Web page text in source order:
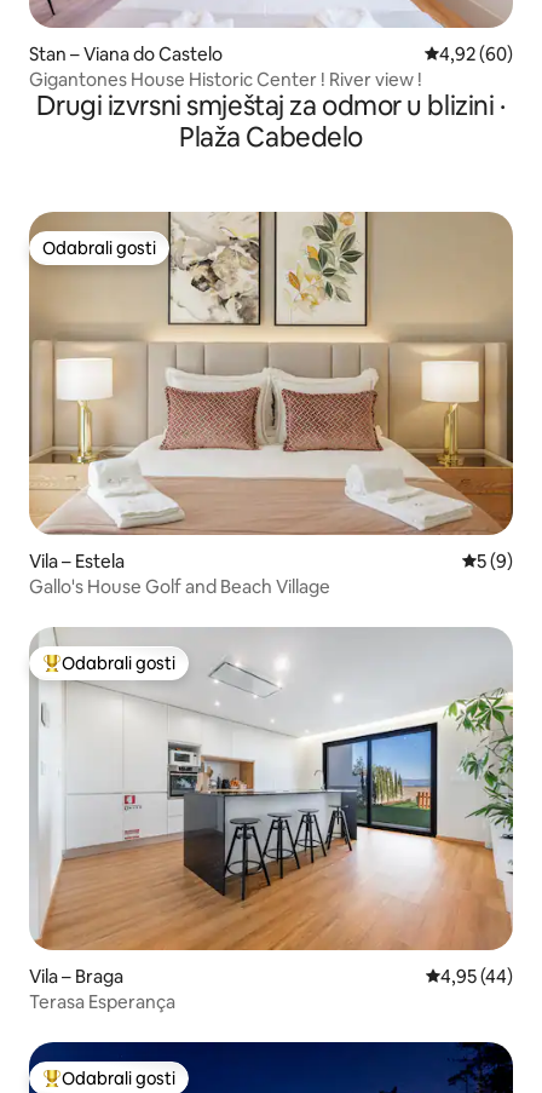
Stan – Viana do Castelo Prosječna
4,92 (60)
Gigantones House Historic Center ! River view !
Drugi izvrsni smještaj za odmor u blizini ·
Plaža Cabedelo
Odabrali gosti
Odabrali gosti
Vila – Estela
5 (9)
Gallo's House Golf and Beach Village
Među najviše rangiranima s oznakom „Odabrali gosti”
Odabrali gosti
Vila – Braga Prosječna
4,95 (44)
Terasa Esperança
Među najviše rangiranima s oznakom „Odabrali gosti”
Odabrali gosti